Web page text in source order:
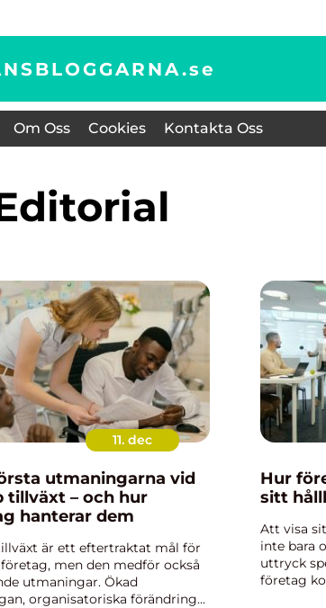
se
Om Oss Cookies Kontakta Oss
editorial
11. dec
utmaningarna vid
tillväxt – och hur
hanterar dem
är ett eftertraktat mål för
men den medför också
utmaningar. Ökad
organisatoriska förändringar
Hur
sitt
Att visa
inte bara
uttryck
företag